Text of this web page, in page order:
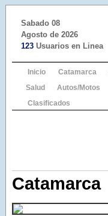
Sabado 08
Agosto de 2026
123 Usuarios en Linea
Inicio Catamarca
Salud
Autos/Motos
Clasificados
Catamarca